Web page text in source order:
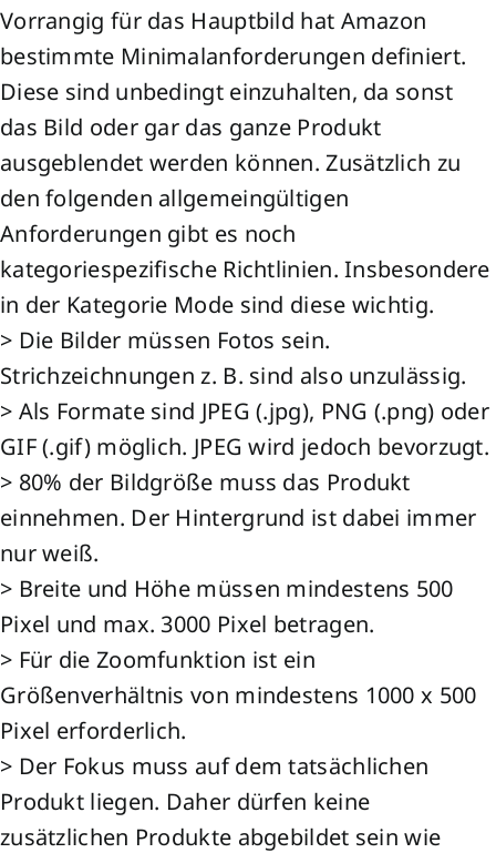
Vorrangig für das Hauptbild hat Amazon
bestimmte Minimalanforderungen definiert.
Diese sind unbedingt einzuhalten, da sonst
das Bild oder gar das ganze Produkt
ausgeblendet werden können. Zusätzlich zu
den folgenden allgemeingültigen
Anforderungen gibt es noch
kategoriespezifische Richtlinien. Insbesondere
in der Kategorie Mode sind diese wichtig.
> Die Bilder müssen Fotos sein.
Strichzeichnungen z. B. sind also unzulässig.
> Als Formate sind JPEG (.jpg), PNG (.png) oder
GIF (.gif) möglich. JPEG wird jedoch bevorzugt.
> 80% der Bildgröße muss das Produkt
einnehmen. Der Hintergrund ist dabei immer
nur weiß.
> Breite und Höhe müssen mindestens 500
Pixel und max. 3000 Pixel betragen.
> Für die Zoomfunktion ist ein
Größenverhältnis von mindestens 1000 x 500
Pixel erforderlich.
> Der Fokus muss auf dem tatsächlichen
Produkt liegen. Daher dürfen keine
zusätzlichen Produkte abgebildet sein wie